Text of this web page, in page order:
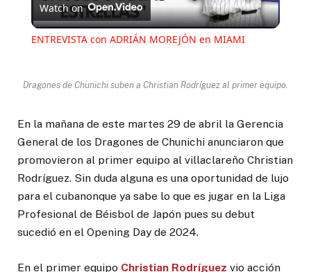
Video
Watch on
ENTREVISTA con ADRIÁN MOREJÓN en MIAMI
Dragones de Chunichi suben a Christian Rodríguez al primer equipo.
En la mañana de este martes 29 de abril la Gerencia
General de los Dragones de Chunichi anunciaron que
promovieron al primer equipo al villaclareño Christian
Rodríguez. Sin duda alguna es una oportunidad de lujo
para el cubanonque ya sabe lo que es jugar en la Liga
Profesional de Béisbol de Japón pues su debut
sucedió en el Opening Day de 2024.
En el primer equipo Christian Rodríguez vio acción